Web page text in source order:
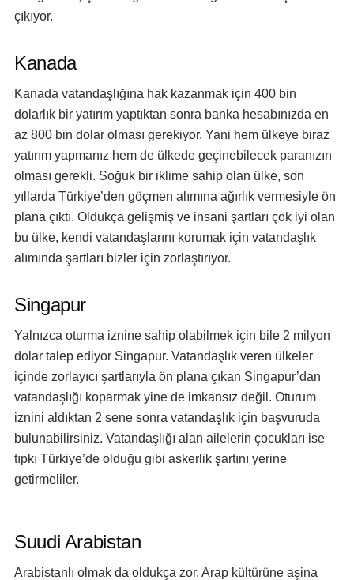
çıkıyor.
Kanada
Kanada vatandaşlığına hak kazanmak için 400 bin
dolarlık bir yatırım yaptıktan sonra banka hesabınızda en
az 800 bin dolar olması gerekiyor. Yani hem ülkeye biraz
yatırım yapmanız hem de ülkede geçinebilecek paranızın
olması gerekli. Soğuk bir iklime sahip olan ülke, son
yıllarda Türkiye’den göçmen alımına ağırlık vermesiyle ön
plana çıktı. Oldukça gelişmiş ve insani şartları çok iyi olan
bu ülke, kendi vatandaşlarını korumak için vatandaşlık
alımında şartları bizler için zorlaştırıyor.
Singapur
Yalnızca oturma iznine sahip olabilmek için bile 2 milyon
dolar talep ediyor Singapur. Vatandaşlık veren ülkeler
içinde zorlayıcı şartlarıyla ön plana çıkan Singapur’dan
vatandaşlığı koparmak yine de imkansız değil. Oturum
iznini aldıktan 2 sene sonra vatandaşlık için başvuruda
bulunabilirsiniz. Vatandaşlığı alan ailelerin çocukları ise
tıpkı Türkiye’de olduğu gibi askerlik şartını yerine
getirmeliler.
Suudi Arabistan
Arabistanlı olmak da oldukça zor. Arap kültürüne aşina